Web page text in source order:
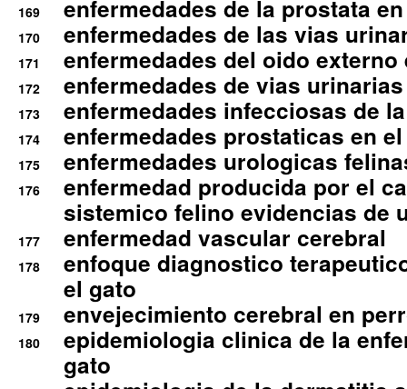
169 enfermedades de la prostata
170 enfermedades de las vias
171 enfermedades del oido
172 enfermedades de vias
173 enfermedades infecciosas de
174 enfermedades prostaticas en
175 enfermedades urologicas
176
enfermedad producida por el
sistemico felino evidencias de
177 enfermedad vascular cerebral
178
enfoque diagnostico
el gato
179 envejecimiento cerebral en
180
epidemiologia clinica de la
gato